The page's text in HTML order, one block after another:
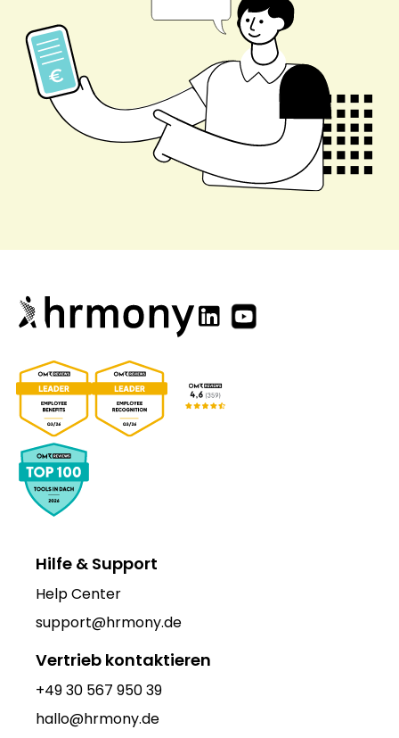
Hilfe & Support
Help Center
support@hrmony.de
Vertrieb kontaktieren
+49 30 567 950 39
hallo@hrmony.de